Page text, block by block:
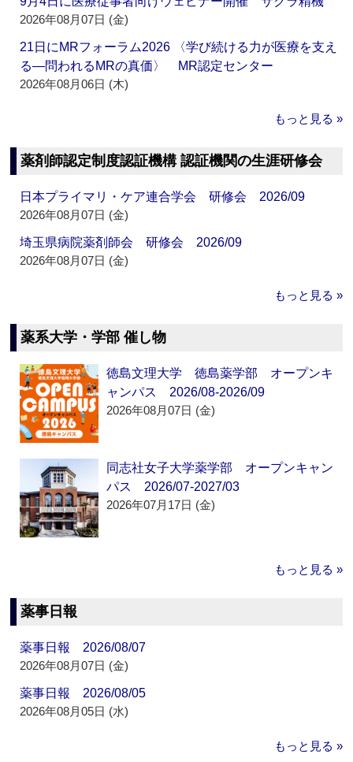
2026年08月07日 (金)
21日にMRフォーラム2026 〈学び続ける力が医療を支え
る―問われるMRの真価〉 MR認定センター
2026年08月06日 (木)
もっと見る »
薬剤師認定制度認証機構 認証機関の生涯研修会
日本プライマリ・ケア連合学会 研修会 2026/09
2026年08月07日 (金)
埼玉県病院薬剤師会 研修会 2026/09
2026年08月07日 (金)
もっと見る »
薬系大学・学部 催し物
徳島文理大学 徳島薬学部 オープンキ
ャンパス 2026/08-2026/09
2026年08月07日 (金)
同志社女子大学薬学部 オープンキャン
パス 2026/07-2027/03
2026年07月17日 (金)
もっと見る »
薬事日報
薬事日報 2026/08/07
2026年08月07日 (金)
薬事日報 2026/08/05
2026年08月05日 (水)
もっと見る »